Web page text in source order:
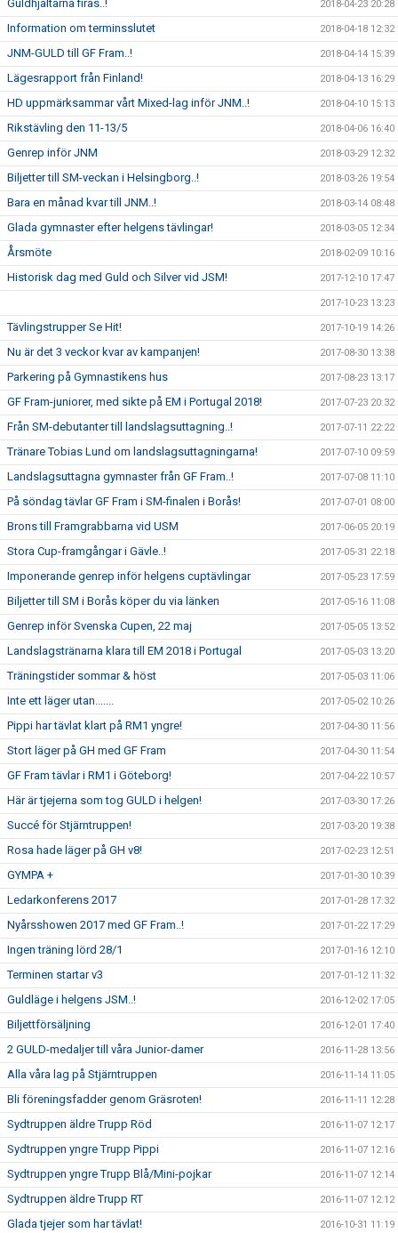
Guldhjältarna firas..! 2018-04-23 20:28
Information om terminsslutet 2018-04-18 12:32
JNM-GULD till GF Fram..! 2018-04-14 15:39
Lägesrapport från Finland! 2018-04-13 16:29
HD uppmärksammar vårt Mixed-lag inför JNM..! 2018-04-10 15:13
Rikstävling den 11-13/5 2018-04-06 16:40
Genrep inför JNM 2018-03-29 12:32
Biljetter till SM-veckan i Helsingborg..! 2018-03-26 19:54
Bara en månad kvar till JNM..! 2018-03-14 08:48
Glada gymnaster efter helgens tävlingar! 2018-03-05 12:34
Årsmöte 2018-02-09 10:16
Historisk dag med Guld och Silver vid JSM! 2017-12-10 17:47
2017-10-23 13:23
Tävlingstrupper Se Hit! 2017-10-19 14:26
Nu är det 3 veckor kvar av kampanjen! 2017-08-30 13:38
Parkering på Gymnastikens hus 2017-08-23 13:17
GF Fram-juniorer, med sikte på EM i Portugal 2018! 2017-07-23 20:32
Från SM-debutanter till landslagsuttagning..! 2017-07-11 22:22
Tränare Tobias Lund om landslagsuttagningarna! 2017-07-10 09:59
Landslagsuttagna gymnaster från GF Fram..! 2017-07-08 11:10
På söndag tävlar GF Fram i SM-finalen i Borås! 2017-07-01 08:00
Brons till Framgrabbarna vid USM 2017-06-05 20:19
Stora Cup-framgångar i Gävle..! 2017-05-31 22:18
Imponerande genrep inför helgens cuptävlingar 2017-05-23 17:59
Biljetter till SM i Borås köper du via länken 2017-05-16 11:08
Genrep inför Svenska Cupen, 22 maj 2017-05-05 13:52
Landslagstränarna klara till EM 2018 i Portugal 2017-05-03 13:20
Träningstider sommar & höst 2017-05-03 11:06
Inte ett läger utan....... 2017-05-02 10:26
Pippi har tävlat klart på RM1 yngre! 2017-04-30 11:56
Stort läger på GH med GF Fram 2017-04-30 11:54
GF Fram tävlar i RM1 i Göteborg! 2017-04-22 10:57
Här är tjejerna som tog GULD i helgen! 2017-03-30 17:26
Succé för Stjärntruppen! 2017-03-20 19:38
Rosa hade läger på GH v8! 2017-02-23 12:51
GYMPA + 2017-01-30 10:39
Ledarkonferens 2017 2017-01-28 17:32
Nyårsshowen 2017 med GF Fram..! 2017-01-22 17:29
Ingen träning lörd 28/1 2017-01-16 12:10
Terminen startar v3 2017-01-12 11:32
Guldläge i helgens JSM..! 2016-12-02 17:05
Biljettförsäljning 2016-12-01 17:40
2 GULD-medaljer till våra Junior-damer 2016-11-28 13:56
Alla våra lag på Stjärntruppen 2016-11-14 11:05
Bli föreningsfadder genom Gräsroten! 2016-11-11 12:28
Sydtruppen äldre Trupp Röd 2016-11-07 12:17
Sydtruppen yngre Trupp Pippi 2016-11-07 12:16
Sydtruppen yngre Trupp Blå/Mini-pojkar 2016-11-07 12:14
Sydtruppen äldre Trupp RT 2016-11-07 12:12
Glada tjejer som har tävlat! 2016-10-31 11:19